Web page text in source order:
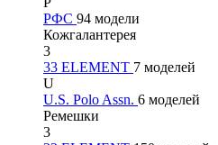
РФС 94 модели
Кожгалантерея
3
33 ELEMENT 7 моделей
U
U.S. Polo Assn. 6 моделей
Ремешки
3